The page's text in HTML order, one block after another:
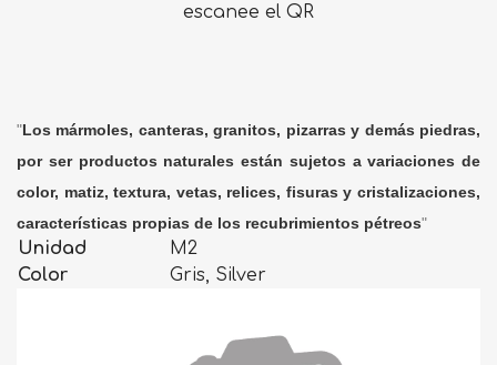
escanee el QR
"Los mármoles, canteras, granitos, pizarras y demás piedras,
por ser productos naturales están sujetos a variaciones de
color, matiz, textura, vetas, relices, fisuras y cristalizaciones,
características propias de los recubrimientos pétreos"
Unidad
M2
Color
Gris, Silver